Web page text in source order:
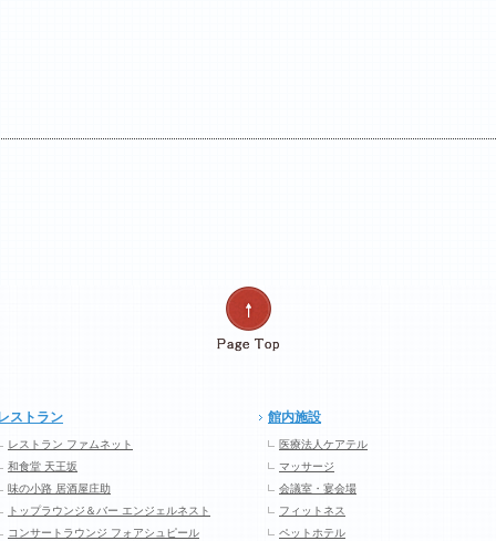
ストラン
レストラン ファムネット
和食堂 天王坂
味の小路 居酒屋庄助
トップラウンジ＆バー エンジェルネスト
コンサートラウンジ フォアシュピール
館内施設
医療法人ケアテル
マッサージ
会議室・宴会場
フィットネス
ペットホテル